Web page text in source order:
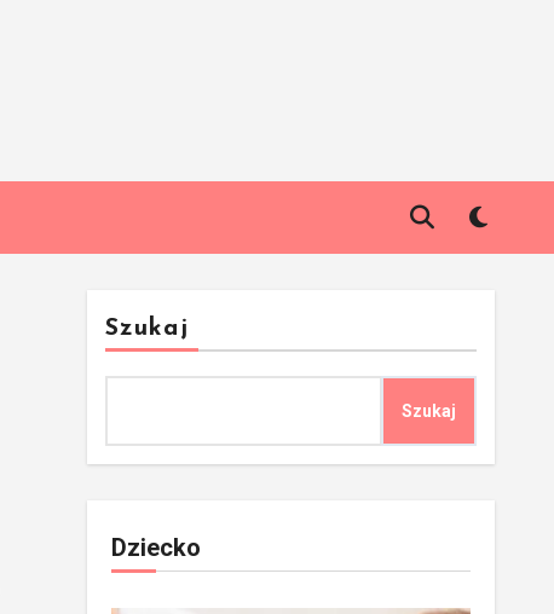
Szukaj
Szukaj
Dziecko